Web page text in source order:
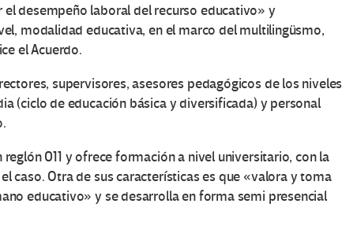
desempeño laboral del recurso educativo» y
modalidad educativa, en el marco del multilingüsmo,
el Acuerdo.
supervisores, asesores pedagógicos de los niveles
(ciclo de educación básica y diversificada) y personal
011 y ofrece formación a nivel universitario, con la
caso. Otra de sus características es que «valora y toma
educativo» y se desarrolla en forma semi presencial